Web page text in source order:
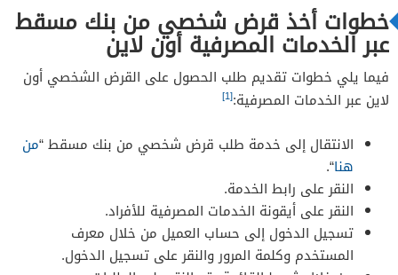
خطوات أخذ قرض شخصي من بنك مسقط
عبر الخدمات المصرفية أون لاين
فيما يلي خطوات تقديم طلب الحصول على القرض الشخصي أون
لاين عبر الخدمات المصرفية:[1]
الانتقال إلى خدمة طلب قرض شخصي من بنك مسقط “من
هنا“.
النقر على رابط الخدمة.
النقر على أيقونة الخدمات المصرفية للأفراد.
تسجيل الدخول إلى حساب العميل من خلال معرف
المستخدم وكلمة المرور والنقر على تسجيل الدخول.